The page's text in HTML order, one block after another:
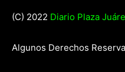
(C) 2022 Diario Plaza
Algunos Derechos